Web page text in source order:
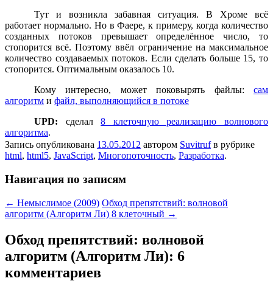
Тут и возникла забавная ситуация. В Хроме всё
работает нормально. Но в Фаере, к примеру, когда количество
созданных потоков превышает определённое число, то
стопорится всё. Поэтому ввёл ограничение на максимальное
количество создаваемых потоков. Если сделать больше 15, то
стопорится. Оптимальным оказалось 10.
Кому интересно, может поковырять файлы: сам
алгоритм и файл, выполняющийся в потоке
UPD: сделал8 клеточную реализацию волнового
алгоритма.
Запись опубликована 13.05.2012 автором Suvitrufв рубрике
html, html5, JavaScript, Многопоточность, Разработка.
Навигация по записям
← Немыслимое (2009) Обход препятствий: волновой
алгоритм (Алгоритм Ли) 8 клеточный →
Обход препятствий: волновой
алгоритм (Алгоритм Ли): 6
комментариев